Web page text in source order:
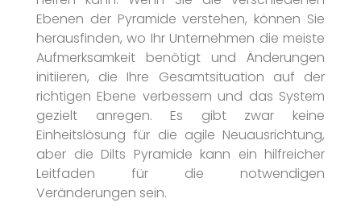
Ebenen der Pyramide verstehen, können Sie
herausfinden, wo Ihr Unternehmen die meiste
Aufmerksamkeit benötigt und Änderungen
initiieren, die Ihre Gesamtsituation auf der
richtigen Ebene verbessern und das System
gezielt anregen. Es gibt zwar keine
Einheitslösung für die agile Neuausrichtung,
aber die Dilts Pyramide kann ein hilfreicher
Leitfaden für die notwendigen
Veränderungen sein.